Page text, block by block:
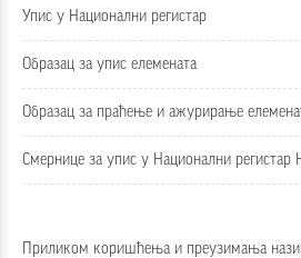
Упис у Национални регистар
Образац за упис елемената
Образац за праћење и ажурирање
Смернице за упис у Национални регистар
Приликом коришћења и преузимања